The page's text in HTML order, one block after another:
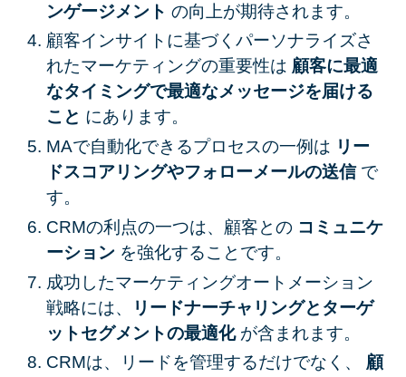
ンゲージメント の向上が期待されます。
顧客インサイトに基づくパーソナライズさ
れたマーケティングの重要性は 顧客に最適
なタイミングで最適なメッセージを届ける
こと にあります。
MAで自動化できるプロセスの一例は リー
ドスコアリングやフォローメールの送信で
す。
CRMの利点の一つは、顧客との コミュニケ
ーションを強化することです。
成功したマーケティングオートメーション
戦略には、
リードナーチャリングとターゲ
ットセグメントの最適化が含まれます。
CRMは、リードを管理するだけでなく、 顧